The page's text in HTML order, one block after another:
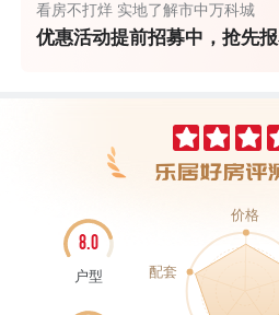
看房不打烊 实地了解市中万科城
优惠活动提前招募中，抢先
8.0
户型 配套
价格